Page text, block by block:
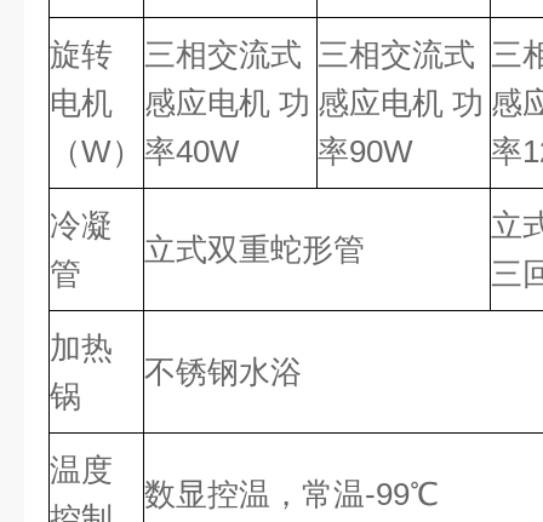
旋转
电机
（W）
三相交流式
感应电机 功
率40W
三相交流式
感应电机 功
率90W
三
感
率
冷凝
管
立式双重蛇形管
立
三
加热
锅
不锈钢水浴
温度
数显控温，常温-99℃